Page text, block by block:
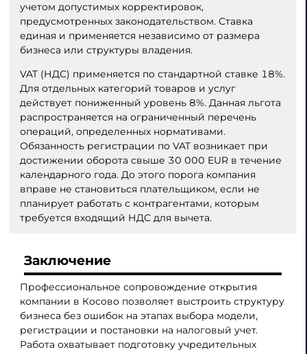
учетом допустимых корректировок,
предусмотренных законодательством. Ставка
единая и применяется независимо от размера
бизнеса или структуры владения.
VAT (НДС) применяется по стандартной ставке 18%.
Для отдельных категорий товаров и услуг
действует пониженный уровень 8%. Данная льгота
распространяется на ограниченный перечень
операций, определенных нормативами.
Обязанность регистрации по VAT возникает при
достижении оборота свыше 30 000 EUR в течение
календарного года. До этого порога компания
вправе не становиться плательщиком, если не
планирует работать с контрагентами, которым
требуется входящий НДС для вычета.
Заключение
Профессиональное сопровождение открытия
компании в Косово позволяет выстроить структуру
бизнеса без ошибок на этапах выбора модели,
регистрации и постановки на налоговый учет.
Работа охватывает подготовку учредительных